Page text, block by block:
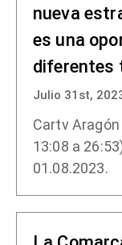
nueva
es una
diferentes
Julio 31st,
Cartv
13:08 a
01.08.2023.